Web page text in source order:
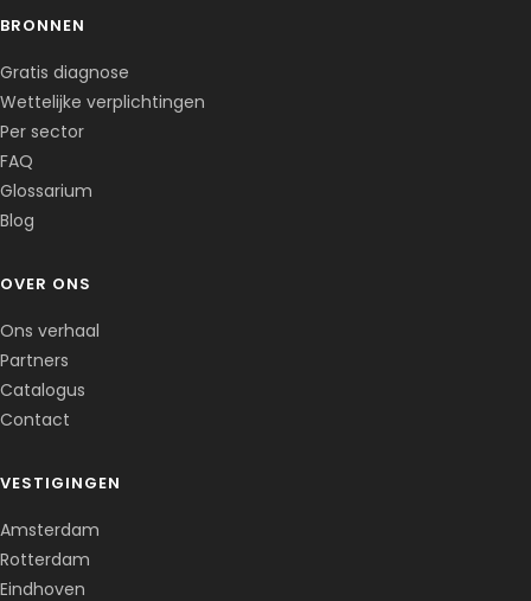
BRONNEN
Gratis diagnose
Wettelijke verplichtingen
Per sector
FAQ
Glossarium
Blog
OVER ONS
Ons verhaal
Partners
Catalogus
Contact
VESTIGINGEN
Amsterdam
Rotterdam
Eindhoven
Clone du co-fondateur · En ligne